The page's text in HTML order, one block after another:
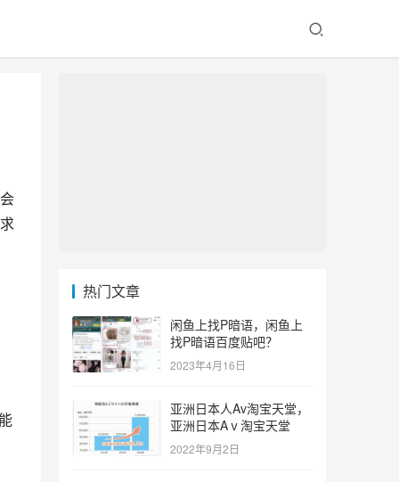
热门文章
闲鱼上找P暗语，闲鱼上
找P暗语百度贴吧？
2023年4月16日
亚洲日本人Av淘宝天堂，
亚洲日本Aⅴ淘宝天堂
2022年9月2日